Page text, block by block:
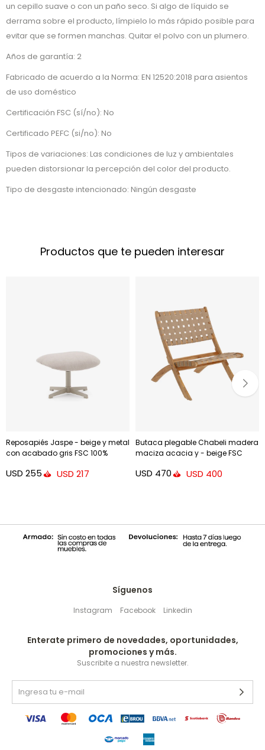
un cepillo suave o con un paño seco. Si algo de líquido se
derrama sobre el producto, límpielo lo más rápido posible para
evitar que se formen manchas. Quitar el polvo con un plumero.
Años de garantía: 2
Fabricado de acuerdo a la Norma: EN 12520:2018 para asientos
de uso doméstico
Certificación FSC (sí/no): No
Certificado PEFC (si/no): No
Tipos de variaciones: Las condiciones de luz y ambientales
pueden distorsionar la percepción del color del producto.
Tipo de desgaste intencionado: Ningún desgaste
Productos que te pueden interesar
Reposapiés Jaspe - beige y metal
con acabado gris FSC 100%
USD 255 USD 217
Butaca plegable Chabeli madera
maciza acacia y - beige FSC
USD 470 USD 400
Síguenos
Instagram Facebook Linkedin
Enterate primero de novedades, oportunidades,
promociones y más.
Suscribite a nuestra newsletter.